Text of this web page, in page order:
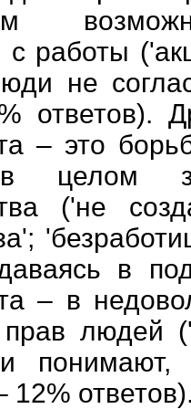
с работы
не
ответов).
– это
за
('не
в
– в
людей
понимают,
12%